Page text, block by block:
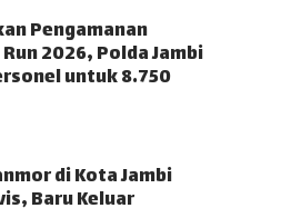
Pengamanan
2026, Polda Jambi
untuk 8.750
di Kota Jambi
Baru Keluar